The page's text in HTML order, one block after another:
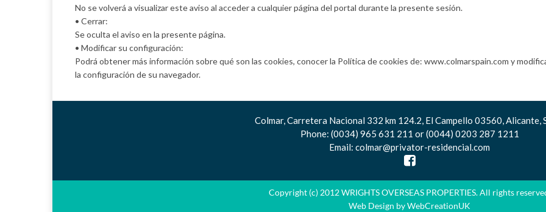
No se volverá a visualizar este aviso al acceder a cualquier página del portal durante la presente sesión.
• Cerrar:
Se oculta el aviso en la presente página.
• Modificar su configuración:
Podrá obtener más información sobre qué son las cookies, conocer la Política de cookies de: www.colmarspain.com y
la configuración de su navegador.
Colmar, Carretera Nacional 332 km 124.2, El Campello 03560, Alicante,
Phone: (0034) 965 631 211 or(0044) 0203 287 1211
Email: colmar@privator-residencial.com
Copyright (c) 2012 WRIGHTS OVERSEAS PROPERTIES. All rights
Web Design by WebCreationUK